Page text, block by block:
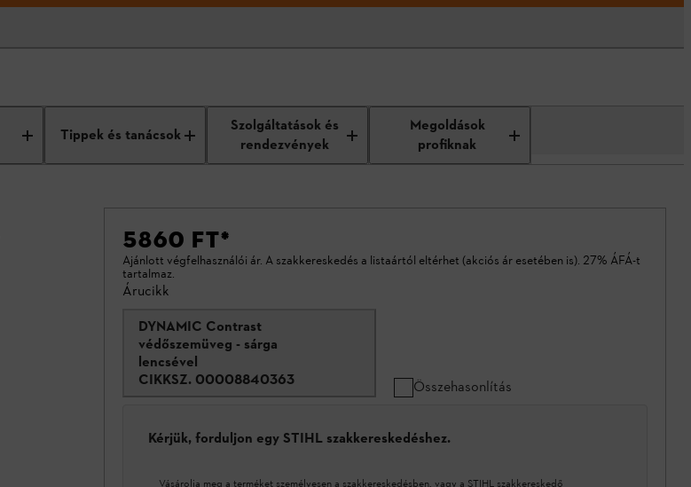
Tippek és tanácsok
Szolgáltatások és
rendezvények
Megoldások
profiknak
5860 FT*
Ajánlott végfelhasználói ár. A szakkereskedés a listaártól eltérhet (akciós ár esetében is). 27% ÁFÁ-t
tartalmaz.
Árucikk
DYNAMIC Contrast
védőszemüveg - sárga
lencsével
CIKKSZ. 00008840363 Összehasonlítás
Kérjük, forduljon egy STIHL szakkereskedéshez.
Vásárolja meg a terméket személyesen a szakkereskedésben, vagy a STIHL szakkereskedő